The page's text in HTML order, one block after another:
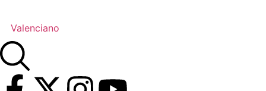
Valenciano